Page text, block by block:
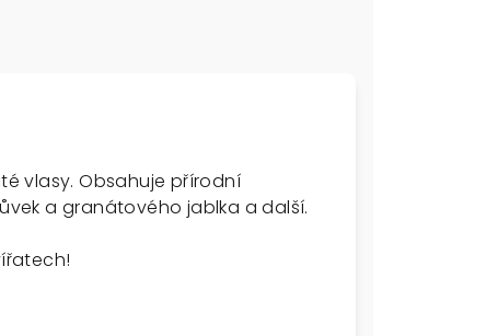
vlasy. Obsahuje přírodní
a granátového jablka a další.